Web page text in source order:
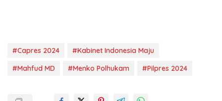
#Capres 2024
#Kabinet Indonesia Maju
#Mahfud MD
#Menko Polhukam #Pilpres 2024